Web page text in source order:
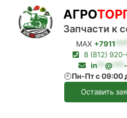
Перейти
содержимому
MAX +7911
8 (812)
in
@ ***
🕘Пн-Пт с 09:00
Оставить
АГРО
Запчасти к